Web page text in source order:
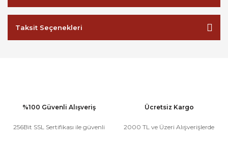
Taksit Seçenekleri
%100 Güvenli Alışveriş
256Bit SSL Sertifikası ile güvenli
Ücretsiz Kargo
2000 TL ve Üzeri Alışverişlerde